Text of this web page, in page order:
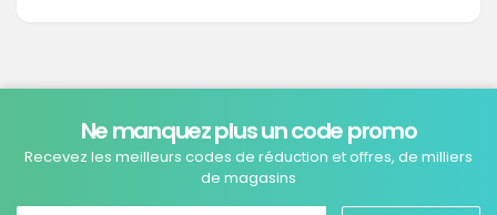
Ne manquez plus un code promo
Recevez les meilleurs codes de réduction et offres, de milliers
de magasins